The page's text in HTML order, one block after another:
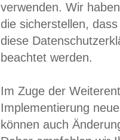
verwenden. Wir
die sicherstellen,
diese
beachtet werden.
Im Zuge der
Implementierung
können auch